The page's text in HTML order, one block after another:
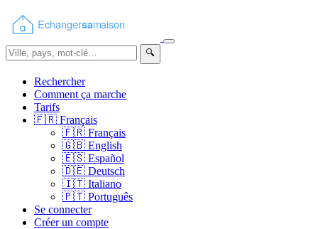
🔍
Rechercher
Comment ça marche
Tarifs
🇫🇷 Français
🇫🇷 Français
🇬🇧 English
🇪🇸 Español
🇩🇪 Deutsch
🇮🇹 Italiano
🇵🇹 Português
Se connecter
Créer un compte